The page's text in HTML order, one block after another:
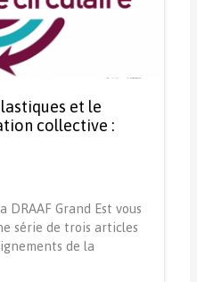
et le
collective :
DRAAF Grand Est vous
série de trois articles
de la